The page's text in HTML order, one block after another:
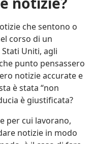
che sentono o
corso di un
Uniti, agli
punto pensassero
notizie accurate e
è stata “non
è giustificata?
per cui lavorano,
notizie in modo